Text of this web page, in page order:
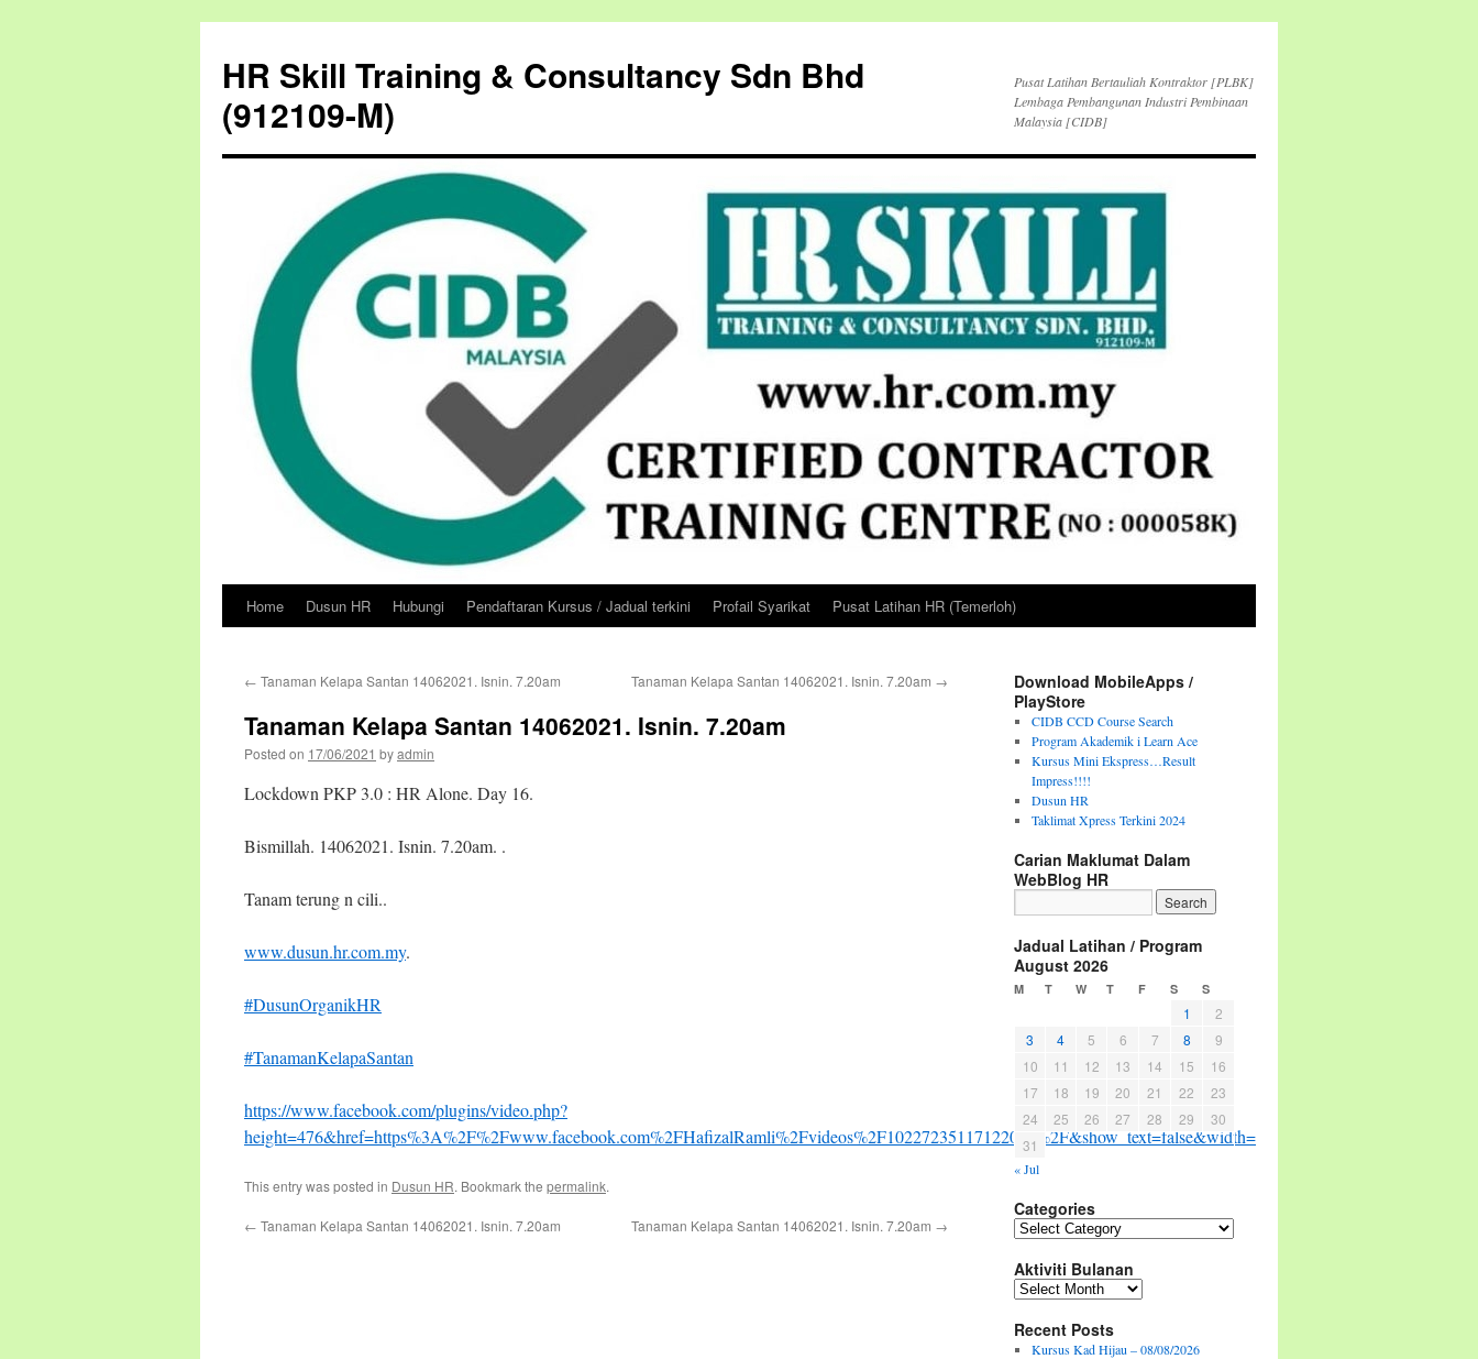
HR Skill Training & Consultancy Sdn Bhd
(912109-M)
Pusat Latihan Bertauliah Kontraktor [PLBK]
Lembaga Pembangunan Industri Pembinaan
Malaysia [CIDB]
Skip
content
Home Dusun HR Hubungi Pendaftaran Kursus / Jadual terkini Profail Syarikat Pusat Latihan HR (Temerloh)
← Tanaman Kelapa Santan 14062021. Isnin. 7.20am Tanaman Kelapa Santan 14062021. Isnin. 7.20am →
Tanaman Kelapa Santan 14062021. Isnin. 7.20am
Posted on 17/06/2021 byadmin
Lockdown PKP 3.0 : HR Alone. Day 16.
Bismillah. 14062021. Isnin. 7.20am. .
Tanam terung n cili..
www.dusun.hr.com.my.
#DusunOrganikHR
#TanamanKelapaSantan
https://www.facebook.com/plugins/video.php?
height=476&href=https%3A%2F%2Fwww.facebook.com%2FHafizalRamli%2Fvideos%2F10227235117122038%2F&show_text=false&width=267&t=0
This entry was posted in Dusun HR. Bookmark the permalink.
← Tanaman Kelapa Santan 14062021. Isnin. 7.20am Tanaman Kelapa Santan 14062021. Isnin. 7.20am →
Download MobileApps /
PlayStore
CIDB CCD Course Search
Program Akademik i Learn Ace
Kursus Mini Ekspress…Result
Impress!!!!
Dusun HR
Taklimat Xpress Terkini 2024
Carian Maklumat Dalam
WebBlog HR
Jadual Latihan / Program
August 2026
M T W T F S S
1
2
3
4 5 6 7 8
9
10
11 12 13 14 15
16
17
18 19 20 21 22
23
24
25 26 27 28 29
30
31
« Jul
Categories
Categories
Aktiviti Bulanan
Aktiviti
Recent Posts
Kursus Kad Hijau – 08/08/2026